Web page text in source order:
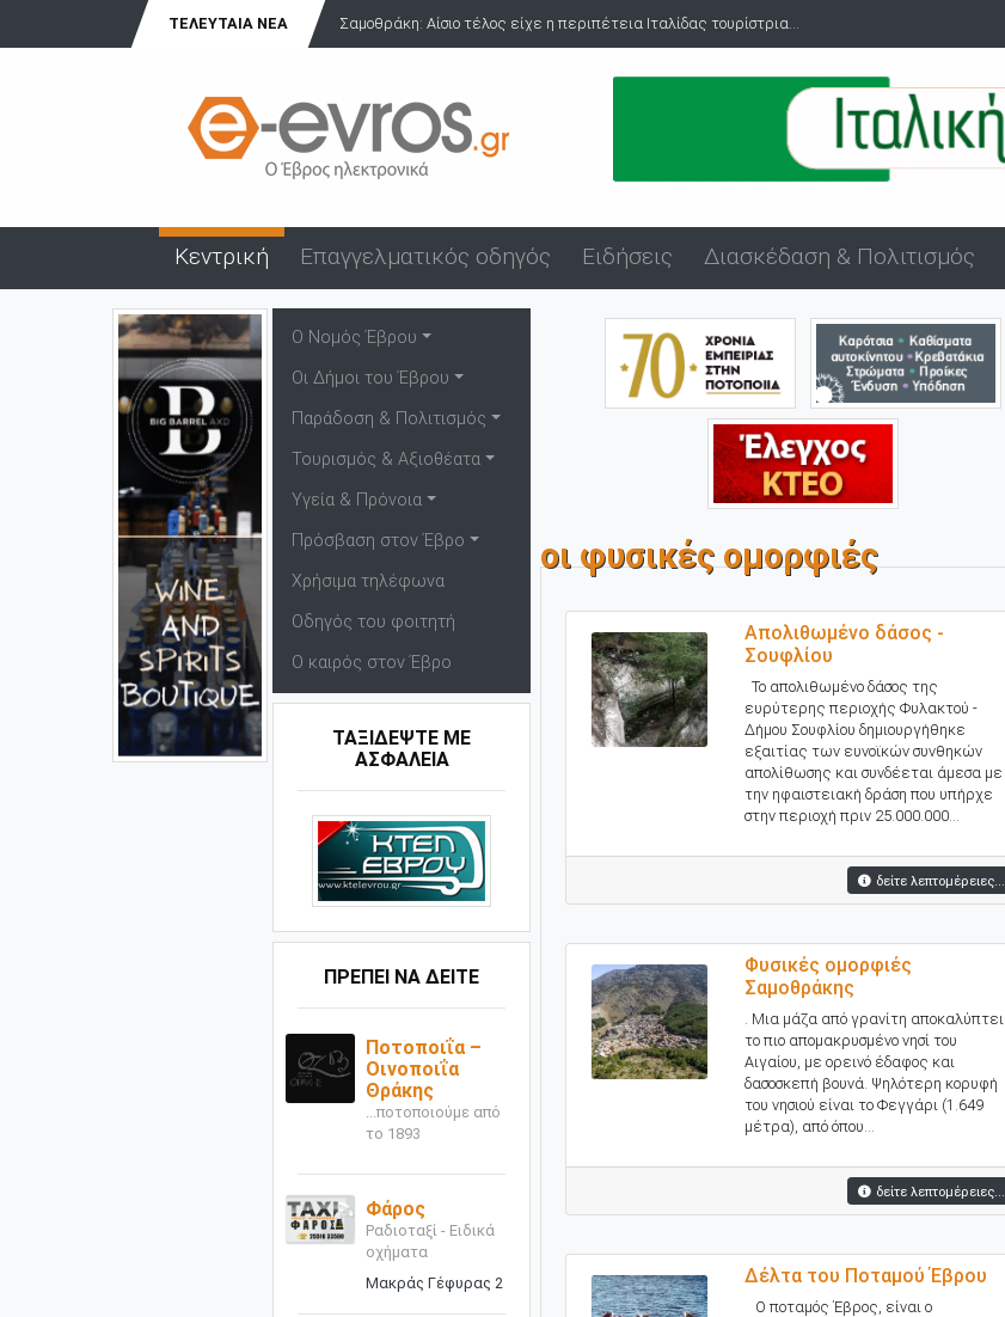
ΤΕΛΕΥΤΑΊΑ ΝΈΑ
Αίσιο τέλος είχε η περιπέτεια Ιταλίδας τουρίστρια... Πανήγυρη Αγίου Εύπλου στο λιμάνι της Αλεξανδρούπολης
Κεντρική Επαγγελματικός οδηγός Ειδήσεις Διασκέδαση & Πολιτισμός
Ο Νομός Έβρου
Οι Δήμοι του Έβρου
Παράδοση & Πολιτισμός
Τουρισμός & Αξιοθέατα
Υγεία & Πρόνοια
Πρόσβαση στον Έβρο
Χρήσιμα τηλέφωνα
Οδηγός του φοιτητή
Ο καιρός στον Έβρο
ΤΑΞΙΔΕΨΤΕ ΜΕ
ΑΣΦΑΛΕΙΑ
ΠΡΕΠΕΙ ΝΑ ΔΕΙΤΕ
Ποτοποιΐα –
Οινοποιΐα
Θράκης
...ποτοποιούμε από
το 1893
Φάρος
Ραδιοταξί - Ειδικά
οχήματα
Μακράς Γέφυρας 2
οι φυσικές ομορφιές
Απολιθωμένο δάσος -
Σουφλίου
Το απολιθωμένο δάσος της
ευρύτερης περιοχής Φυλακτού -
Δήμου Σουφλίου δημιουργήθηκε
εξαιτίας των ευνοϊκών συνθηκών
απολίθωσης και συνδέεται άμεσα με
την ηφαιστειακή δράση που υπήρχε
στην περιοχή πριν 25.000.000...
δείτε λεπτομέρειες...
Φυσικές ομορφιές
Σαμοθράκης
. Μια μάζα από γρανίτη αποκαλύπτει
το πιο απομακρυσμένο νησί του
Αιγαίου, με ορεινό έδαφος και
δασοσκεπή βουνά. Ψηλότερη κορυφή
του νησιού είναι το Φεγγάρι (1.649
μέτρα), από όπου...
δείτε λεπτομέρειες...
Δέλτα του Ποταμού Έβρου
Ο ποταμός Έβρος, είναι ο